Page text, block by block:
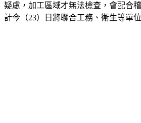
疑慮，加工區域才無法檢查，會配合
計今（23）日將聯合工務、衛生等單